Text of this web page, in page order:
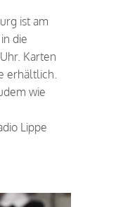
ist am
die
Karten
erhältlich.
wie
Lippe